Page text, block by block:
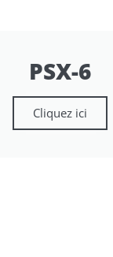
PSX-6
Cliquez ici